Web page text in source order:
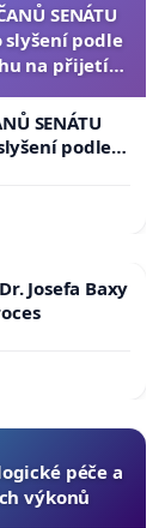
SENÁTU
slyšení podle
na přijetí
SENÁTU
podle §
přijetí
Josefa Baxy
péče a
výkonů